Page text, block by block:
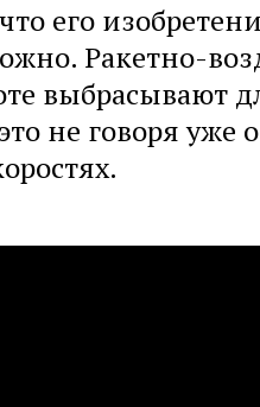
его
Ракетно-
выбрасывают
не говоря уже